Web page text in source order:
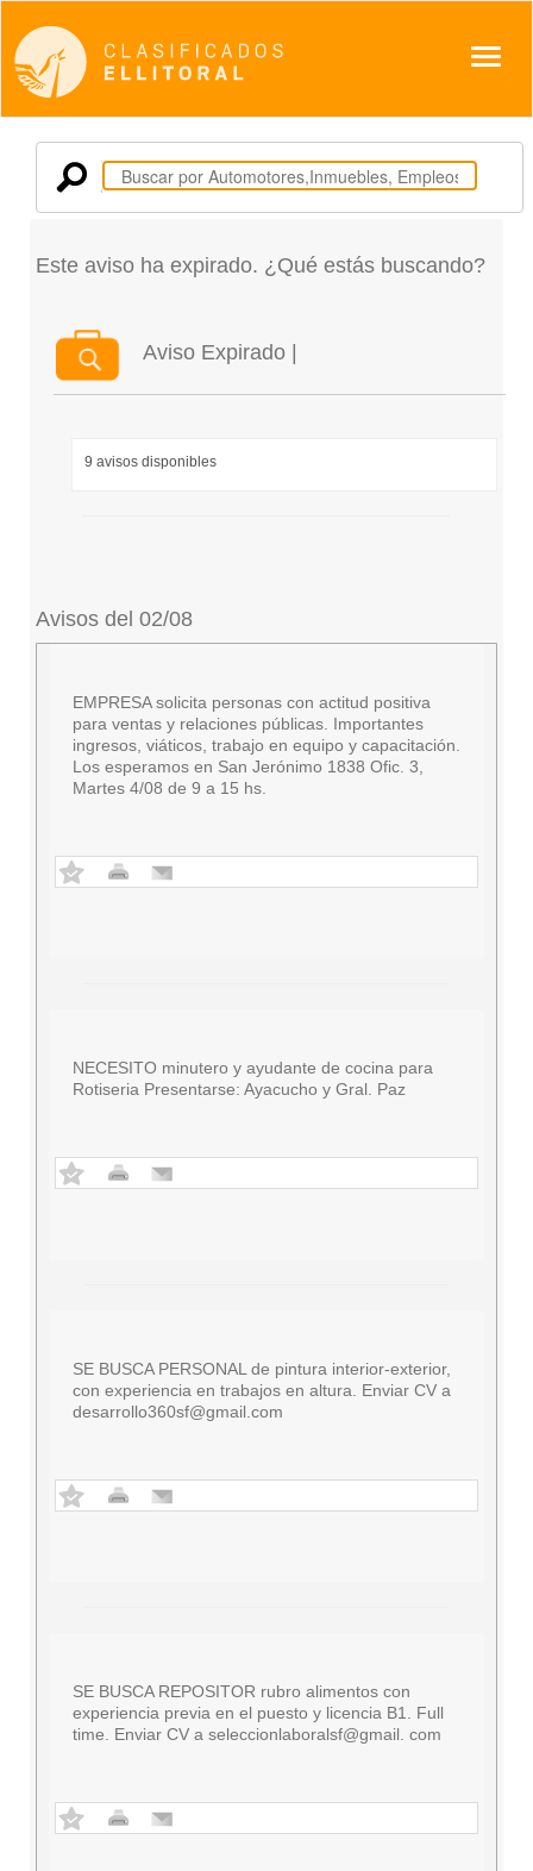
Este aviso ha expirado. ¿Qué estás buscando?
Aviso Expirado |
9 avisos disponibles
Avisos del 02/08
EMPRESA solicita personas con actitud positiva
para ventas y relaciones públicas. Importantes
ingresos, viáticos, trabajo en equipo y capacitación.
Los esperamos en San Jerónimo 1838 Ofic. 3,
Martes 4/08 de 9 a 15 hs.
NECESITO minutero y ayudante de cocina para
Rotiseria Presentarse: Ayacucho y Gral. Paz
SE BUSCA PERSONAL de pintura interior-exterior,
con experiencia en trabajos en altura. Enviar CV a
desarrollo360sf@gmail.com
SE BUSCA REPOSITOR rubro alimentos con
experiencia previa en el puesto y licencia B1. Full
time. Enviar CV a seleccionlaboralsf@gmail. com